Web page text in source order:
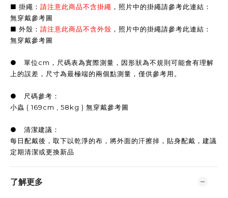
■ 掛繩： 請注意此商品不含掛繩 ， 照片中的掛繩請參考此連結：
無穿戴參考圖
■ 外殼： 請注意此商品不含外殼 ， 照片中的掛繩請參考此連結：
無穿戴參考圖
● 單位cm，尺碼表為實際測量，因形狀為不規則可能會有理解
上的誤差，尺寸為最極端的兩個點測量，僅供參考用。
● 尺碼參考：
小蟲 ( 169cm , 58kg ) 無穿戴參考圖
● 清潔建議：
每日配戴後，取下以乾淨的布，將外面的汗擦掉，貼身配戴，建議
定期清潔或更換新品
了解更多